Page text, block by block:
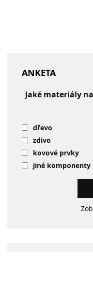
ANKETA
Jaké materiály
dřevo
zdivo
kovové prvky
jiné komponenty